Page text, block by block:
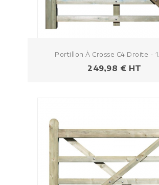
Portillon À Crosse C4 Droite -
Prezzo
249,98 € HT